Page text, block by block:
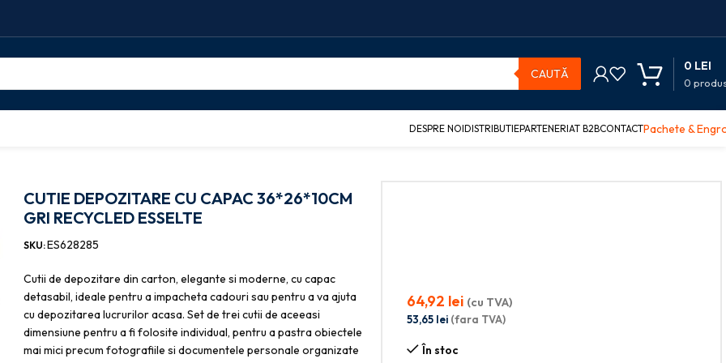
CAUTĂ
0
0 LEI
DESPRE NOIDISTRIBUTIEPARTENERIAT B2BCONTACTPachete &
CUTIE DEPOZITARE CU CAPAC 36*26*10CM
GRI RECYCLED ESSELTE
SKU:ES628285
Cutii de depozitare din carton, elegante si moderne, cu capac
detasabil, ideale pentru a impacheta cadouri sau pentru a va ajuta
cu depozitarea lucrurilor acasa. Set de trei cutii de aceeasi
dimensiune pentru a fi folosite individual, pentru a pastra obiectele
mai mici precum fotografiile si documentele personale organizate
64,92 lei (cu TVA)
53,65 lei (fara TVA)
În stoc